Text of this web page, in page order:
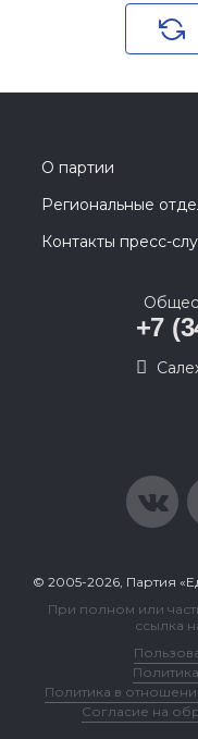
О партии
Региональные
Контакты пресс-
+7
© 2005-2026, Партия
При полном или
ссылка
Политика в
Согласие на